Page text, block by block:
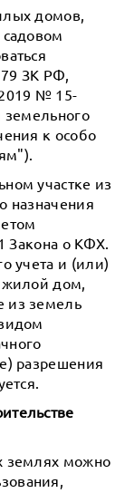
домов,
79 ЗК РФ,
№ 15-
земельного
к особо
участке из
назначения
Закона о КФХ.
учета и (или)
жилой дом,
из земель
разрешения
землях можно